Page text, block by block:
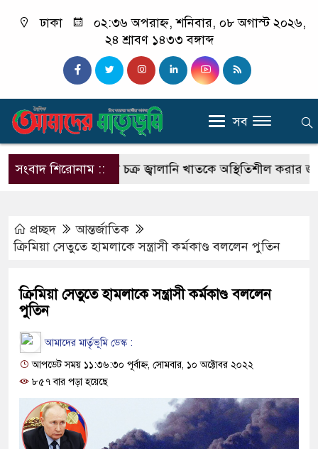
ঢাকা
০২:৩৬ অপরাহ্ন, শনিবার, ০৮ অগাস্ট ২০২৬,
২৪ শ্রাবণ ১৪৩৩ বঙ্গাব্দ
সব
সংবাদ শিরোনাম ::
সুজন একটি চক্র জ্বালানি খাতকে অস্থিতিশীল করার জন্য সক্রিয়:
প্রচ্ছদ
আন্তর্জাতিক
ক্রিমিয়া সেতুতে হামলাকে সন্ত্রাসী কর্মকাণ্ড বললেন পুতিন
ক্রিমিয়া সেতুতে হামলাকে সন্ত্রাসী কর্মকাণ্ড বললেন
পুতিন
আমাদের মার্তৃভূমি ডেস্ক :
আপডেট সময় ১১:৩৬:৩০ পূর্বাহ্ন, সোমবার, ১০ অক্টোবর ২০২২
৮৫৭ বার পড়া হয়েছে